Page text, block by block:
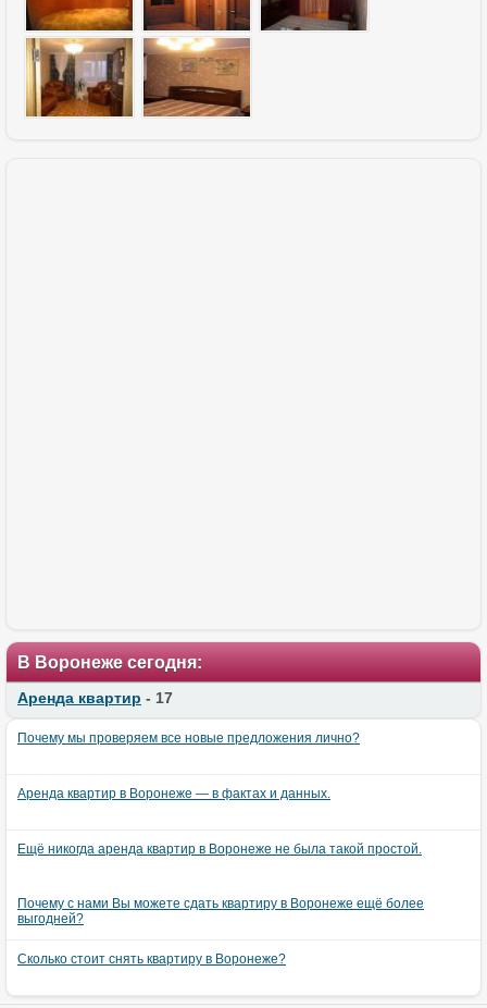
В Воронеже сегодня:
Аренда квартир - 17
Почему мы проверяем все новые предложения лично?
Аренда квартир в Воронеже — в фактах и данных.
Ещё никогда аренда квартир в Воронеже не была такой простой.
Почему с нами Вы можете сдать квартиру в Воронеже ещё более
выгодней?
Сколько стоит снять квартиру в Воронеже?